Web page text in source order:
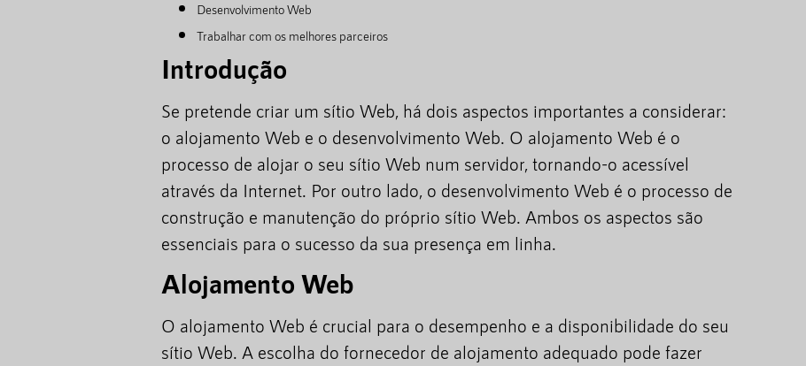
Desenvolvimento Web
Trabalhar com os melhores parceiros
Introdução
Se pretende criar um sítio Web, há dois aspectos importantes a considerar:
o alojamento Web e o desenvolvimento Web. O alojamento Web é o
processo de alojar o seu sítio Web num servidor, tornando-o acessível
através da Internet. Por outro lado, o desenvolvimento Web é o processo de
construção e manutenção do próprio sítio Web. Ambos os aspectos são
essenciais para o sucesso da sua presença em linha.
Alojamento Web
O alojamento Web é crucial para o desempenho e a disponibilidade do seu
sítio Web. A escolha do fornecedor de alojamento adequado pode fazer